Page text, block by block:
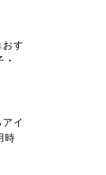
す
イ
時